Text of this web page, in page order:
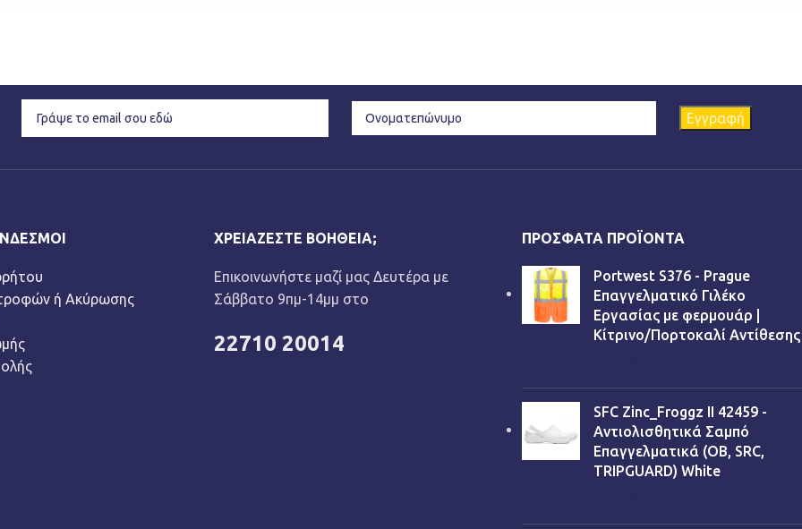
ή Ακύρωσης
ΧΡΕΙΆΖΕΣΤΕ ΒΟΉΘΕΙΑ;
Επικοινωνήστε μαζί μας Δευτέρα με
Σάββατο 9πμ-14μμ στο
22710 20014
ΠΡΌΣΦΑΤΑ ΠΡΟΪΌΝΤΑ
Portwest S376 - Prague
Επαγγελματικό Γιλέκο
Εργασίας με φερμουάρ |
Κίτρινο/Πορτοκαλί Αντίθεσης
SFC Zinc_Froggz II 42459 -
Αντιολισθητικά Σαμπό
Επαγγελματικά (OB, SRC,
TRIPGUARD) White